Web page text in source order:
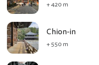
+ 420 m
Chion-in
+ 550 m